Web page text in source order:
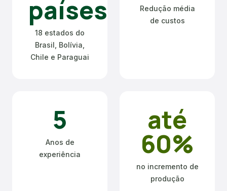
países
18 estados do
Brasil, Bolívia,
Chile e Paraguai
Redução média
de custos
5
Anos de
experiência
até
60%
no incremento de
produção